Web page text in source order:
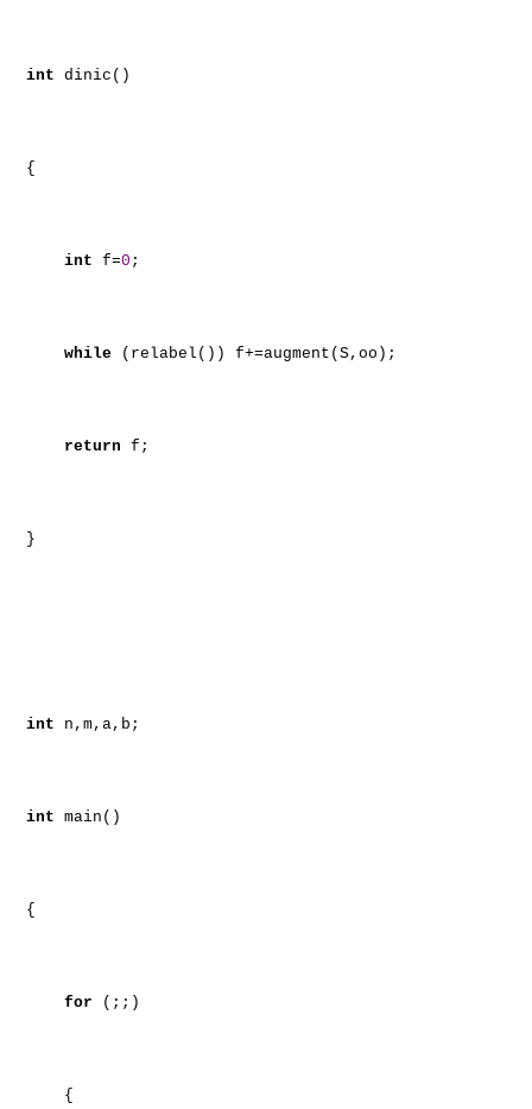
int dinic()
{
int f=0 ;
while (relabel()) f+=augment(S,oo);
return f;
}
int n,m,a,b;
int main()
{
for (;;)
{